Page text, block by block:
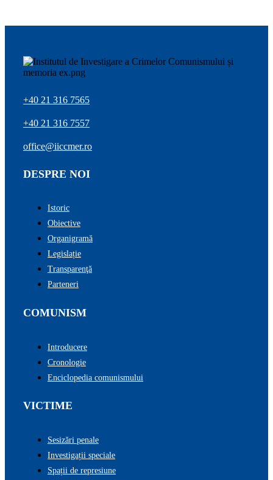
+40 21 316 7565
+40 21 316 7557
office@iiccmer.ro
DESPRE NOI
Istoric
Obiective
Organigramă
Legislație
Transparenţă
Parteneri
COMUNISM
Introducere
Cronologie
Enciclopedia comunismului
VICTIME
Sesizări penale
Investigații speciale
Spații de represiune